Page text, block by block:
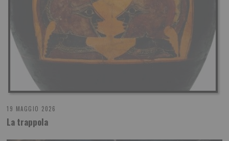
19 MAGGIO 2026
La trappola